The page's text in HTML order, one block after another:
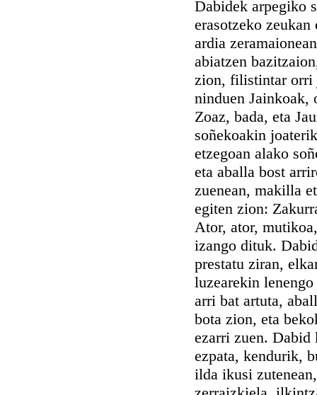
Dabidek arpegiko
erasotzeko
ardia
abiatzen
zion, filistintar orri
ninduen Jainkoak,
Zoaz, bada, eta
soñekoakin
etzegoan alako
eta aballa bost
zuenean, makilla
egiten zion:
Ator, ator,
izango dituk.
prestatu ziran,
luzearekin
arri bat artuta,
bota zion, eta
ezarri zuen.
ezpata, kendurik,
ilda ikusi